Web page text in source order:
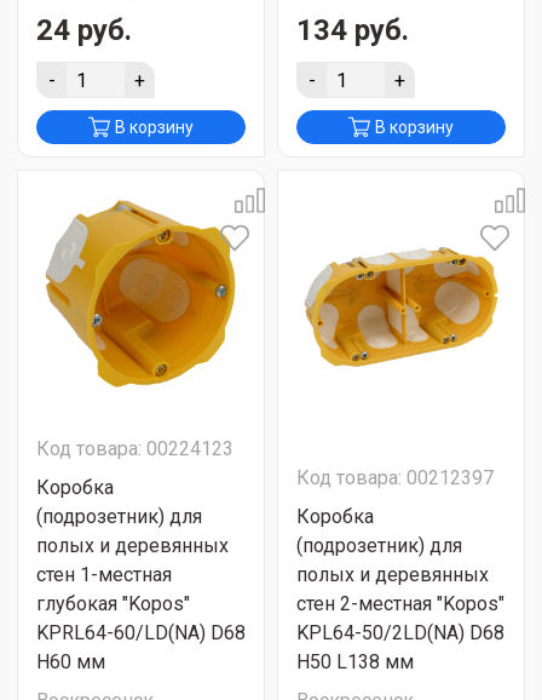
24 руб.
- +
В корзину
134 руб.
- +
В корзину
Код товара: 00224123
Коробка
(подрозетник) для
полых и деревянных
стен 1-местная
глубокая "Kopos"
KPRL64-60/LD(NA) D68
H60 мм
Код товара: 00212397
Коробка
(подрозетник) для
полых и деревянных
стен 2-местная "Kopos"
KPL64-50/2LD(NA) D68
H50 L138 мм